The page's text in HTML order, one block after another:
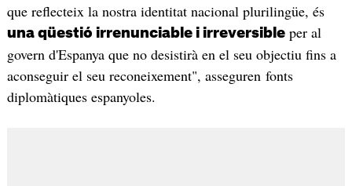
que reflecteix la nostra identitat nacional plurilingüe, és
una qüestió irrenunciable i irreversibleper al
govern d'Espanya que no desistirà en el seu objectiu fins a
aconseguir el seu reconeixement", asseguren fonts
diplomàtiques espanyoles.